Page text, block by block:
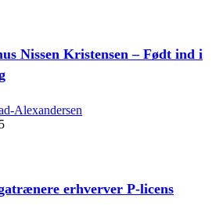
Nissen Kristensen – Født ind i
Alexandersen
erhverver P-licens